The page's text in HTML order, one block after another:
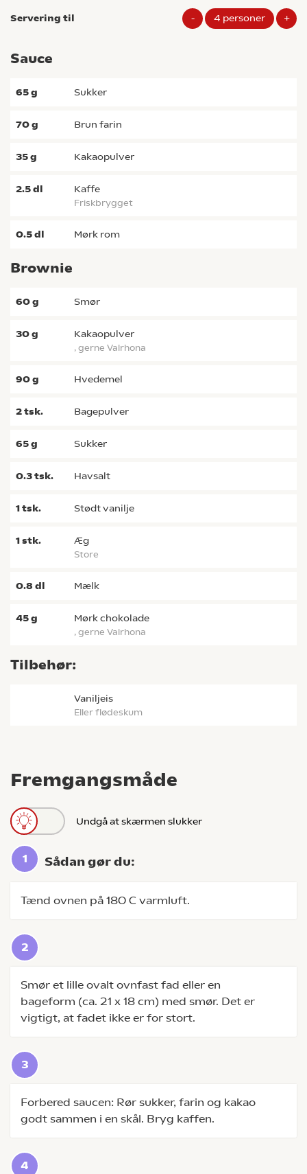
Fremgangsmåde
Undgå at skærmen slukker
Sådan gør du:
Tænd ovnen på 180 C varmluft.
Smør et lille ovalt ovnfast fad eller en
bageform (ca. 21 x 18 cm) med smør. Det er
vigtigt, at fadet ikke er for stort.
Forbered saucen: Rør sukker, farin og kakao
godt sammen i en skål. Bryg kaffen.
Servering til - 4 personer +
Sauce
65g sukker
70g brun farin
35g kakaopulver
2.5dl kaffe
friskbrygget
0.5dl mørk rom
Brownie
60g smør
30g kakaopulver
, gerne Valrhona
90g hvedemel
2tsk. bagepulver
65g sukker
0.3tsk. havsalt
1tsk. stødt vanilje
1stk. æg
store
0.8 dl mælk
45g mørk chokolade
, gerne Valrhona
Tilbehør:
vaniljeis
eller flødeskum